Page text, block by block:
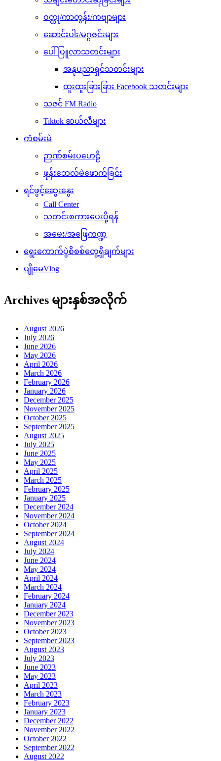
ဝတ္ထု/ကာတွန်း/ကဗျာများ
ဆောင်းပါး/မဂ္ဂဇင်းများ
ပေါ်ပြူလာသတင်းများ
အနုပညာရှင်သတင်းများ
ထူးထူးခြားခြား Facebook သတင်းများ
သဇင် FM Radio
Tiktok ဆယ်လီများ
ကံစမ်းမဲ
ဉာဏ်စမ်းပဟေဠိ
ဖုန်းဘေလ်မဲဖောက်ခြင်း
ရင်ဖွင့်ဆွေးနွေး
Call Center
သတင်းစကားပေးပို့ရန်
အမေး/အဖြေကဏ္ဍ
ရွေးကောက်ပွဲစိစစ်တွေ့ရှိချက်များ
ပျိုမေVlog
Archives များနှစ်အလိုက်
August 2026
July 2026
June 2026
May 2026
April 2026
March 2026
February 2026
January 2026
December 2025
November 2025
October 2025
September 2025
August 2025
July 2025
June 2025
May 2025
April 2025
March 2025
February 2025
January 2025
December 2024
November 2024
October 2024
September 2024
August 2024
July 2024
June 2024
May 2024
April 2024
March 2024
February 2024
January 2024
December 2023
November 2023
October 2023
September 2023
August 2023
July 2023
June 2023
May 2023
April 2023
March 2023
February 2023
January 2023
December 2022
November 2022
October 2022
September 2022
August 2022